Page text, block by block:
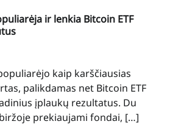
ir lenkia Bitcoin ETF
kaip karščiausias
palikdamas net Bitcoin ETF
įplaukų rezultatus. Du
biržoje prekiaujami fondai, […]